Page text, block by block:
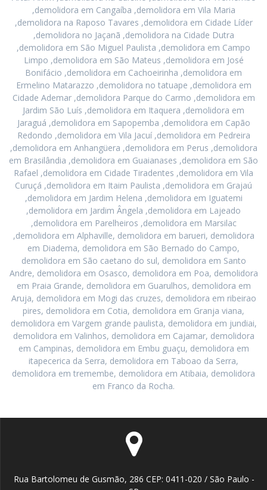
,demolidora em Cangaíba ,demolidora em Vila Maria
,demolidora na Raposo Tavares ,demolidora em Cidade Líder
,demolidora no Jaçanã ,demolidora na Cidade Dutra
,demolidora em São Miguel Paulista ,demolidora em Campo
Limpo ,demolidora em São Mateus ,demolidora em José
Bonifácio ,demolidora em Cachoeirinha ,demolidora em
Ermelino Matarazzo ,demolidora no tatuape ,demolidora em
Cidade Ademar ,demolidora Parque do Carmo ,demolidora em
Jardim São Luís ,demolidora em Itaquera ,demolidora em
Jaraguá ,demolidora em Sapopemba ,demolidora em Capão
Redondo ,demolidora em Vila Jacuí ,demolidora em Pedreira
,demolidora em Anhangüera ,demolidora em Perus ,demolidora
em Brasilândia ,demolidora em Guaianases ,demolidora em São
Rafael ,demolidora em Cidade Tiradentes ,demolidora em Vila
Curuçá ,demolidora em Itaim Paulista ,demolidora em Grajaú
,demolidora em Jardim Helena ,demolidora em Iguatemi
,demolidora em Jardim Ângela ,demolidora em Lajeado
,demolidora em Parelheiros ,demolidora em Marsilac
,demolidora em Alphaville, demolidora em barueri, demolidora
em Diadema, demolidora em São Bernado do Campo,
demolidora em São caetano do sul, demolidora em Santo
Andre, demolidora em Osasco, demolidora em Poa, demolidora
em Praia Grande, demolidora em Guarulhos, demolidora em
Aruja, demolidora em Mogi das cruzes, demolidora em ribeirao
pires, demolidora em Cotia, demolidora em Granja viana,
demolidora em Vargem grande paulista, demolidora em jundiai,
demolidora em Valinhos, demolidora em Cajamar, demolidora
em Campinas, demolidora em Embu guaçu, demolidora em
itapecerica da Serra, demolidora em Taboao da Serra,
demolidora em tremembe, demolidora em Atibaia, demolidora
em Franco da Rocha.
Rua Bartolomeu de Gusmão, 286 CEP: 0411-020 / São Paulo -